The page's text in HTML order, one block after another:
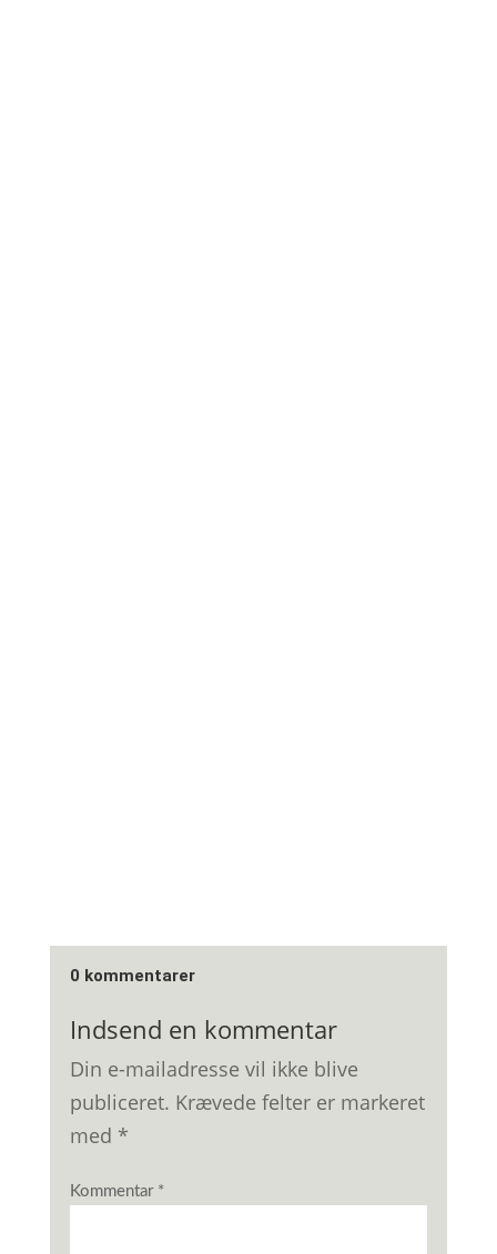
0 kommentarer
Indsend en kommentar
Din e-mailadresse vil ikke blive
publiceret. Krævede felter er markeret
med *
Kommentar *